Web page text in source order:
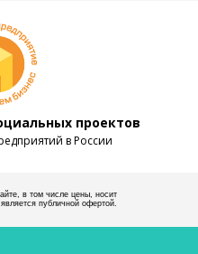
в России
проектов
в том числе цены, носит
публичной офертой.